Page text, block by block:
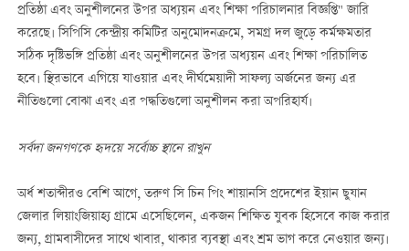
প্রতিষ্ঠা এবং অনুশীলনের উপর অধ্যয়ন এবং শিক্ষা পরিচালনার বিজ্ঞপ্তি" জারি
করেছে। সিপিসি কেন্দ্রীয় কমিটির অনুমোদনক্রমে, সমগ্র দল জুড়ে কর্মক্ষমতার
সঠিক দৃষ্টিভঙ্গি প্রতিষ্ঠা এবং অনুশীলনের উপর অধ্যয়ন এবং শিক্ষা পরিচালিত
হবে। স্থিরভাবে এগিয়ে যাওয়ার এবং দীর্ঘমেয়াদী সাফল্য অর্জনের জন্য এর
নীতিগুলো বোঝা এবং এর পদ্ধতিগুলো অনুশীলন করা অপরিহার্য।
সর্বদা জনগণকে হৃদয়ে সর্বোচ্চ স্থানে রাখুন
অর্ধ শতাব্দীরও বেশি আগে, তরুণ সি চিন পিং শায়ানসি প্রদেশের ইয়ান ছুযান
জেলার লিয়াংজিয়াহ্য গ্রামে এসেছিলেন, একজন শিক্ষিত যুবক হিসেবে কাজ করার
জন্য, গ্রামবাসীদের সাথে খাবার, থাকার ব্যবস্থা এবং শ্রম ভাগ করে নেওয়ার জন্য।